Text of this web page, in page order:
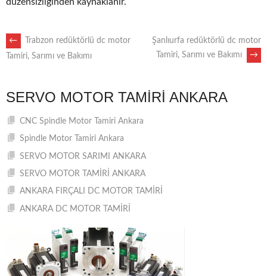
POST
←
Trabzon redüktörlü dc motor
Tamiri, Sarımı ve Bakımı
Şanlıurfa redüktörlü dc motor
Tamiri, Sarımı ve Bakımı
→
SERVO MOTOR TAMIRI ANKARA
CNC Spindle Motor Tamiri Ankara
Spindle Motor Tamiri Ankara
SERVO MOTOR SARIMI ANKARA
SERVO MOTOR TAMİRİ ANKARA
ANKARA FIRÇALI DC MOTOR TAMİRİ
ANKARA DC MOTOR TAMİRİ